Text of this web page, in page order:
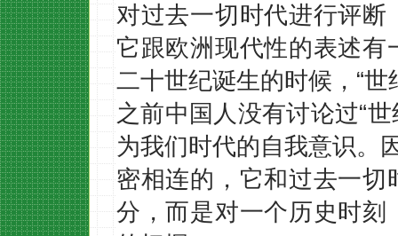
对过去一切时代进行评
它跟欧洲现代性的表述
二十世纪诞生的时候，“
之前中国人没有讨论过“
为我们时代的自我意识。
密相连的，它和过去一
分，而是对一个历史时